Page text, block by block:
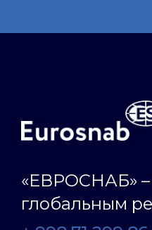
«ЕВРОСНАБ» –
глобальным